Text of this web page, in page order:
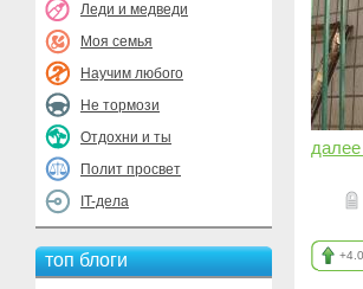
Леди и медведи
Моя семья
Научим любого
Не тормози
Отдохни и ты
Полит просвет
IT-дела
топ блоги